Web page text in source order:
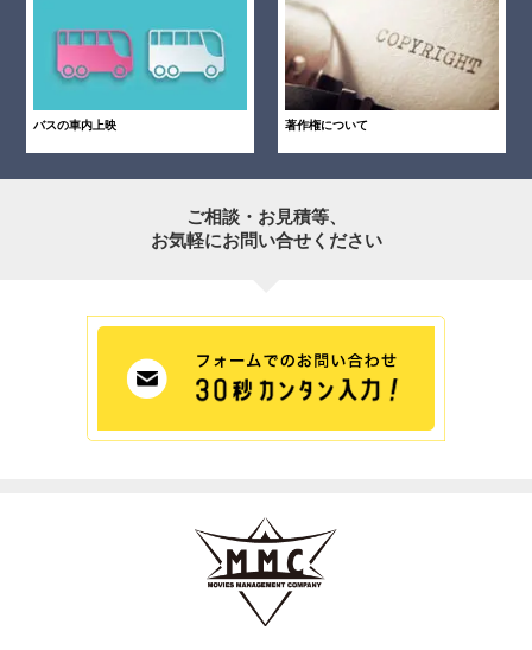
バスの車内上映 著作権について
ご相談・お見積等、
お気軽にお問い合せください